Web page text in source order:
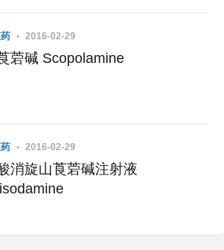
2016-02-29
东莨菪碱 Scopolamine
2016-02-29
消旋山莨菪碱注射液